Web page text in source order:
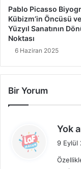
e
S
o
ç
a
y
e
n
T
e
Pablo Picasso
Kübizm’in Öncüsü
Yüzyıl Sanatının
Noktası
6 Haziran 2025
Bir Yorum
Yok
9 Eylül